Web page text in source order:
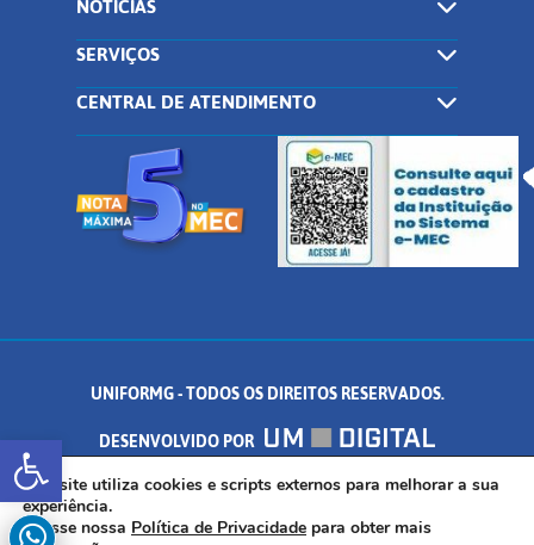
Abrir a barra de ferramentas
SERVIÇOS
CENTRAL DE ATENDIMENTO
UNIFORMG - TODOS OS DIREITOS RESERVADOS.
DESENVOLVIDO POR
AV. DR. ARNALDO DE SENNA, 328 - PALMEIRAS, FORMIGA/MG - CEP:
35.574.530
Este site utiliza cookies e scripts externos para melhorar a sua
experiência.
Acesse nossa Política de Privacidade para obter mais